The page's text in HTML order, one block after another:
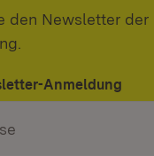
den Newsletter der
Anmeldung